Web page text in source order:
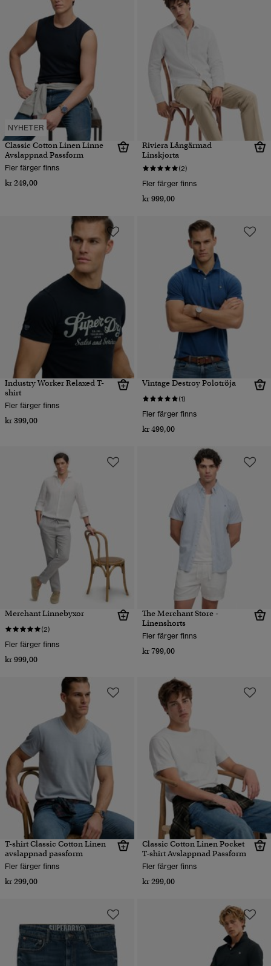
NYHETER
Classic Cotton Linen Linne
Avslappnad Passform
Fler färger finns
kr 249,00
Riviera Långärmad
Linskjorta
(2)
Fler färger finns
kr 999,00
Industry Worker Relaxed T-
shirt
Fler färger finns
kr 399,00
Vintage Destroy Polotröja
(1)
Fler färger finns
kr 499,00
Merchant Linnebyxor
(2)
Fler färger finns
kr 999,00
The Merchant Store -
Linenshorts
Fler färger finns
kr 799,00
T-shirt Classic Cotton Linen
avslappnad passform
Fler färger finns
kr 299,00
Classic Cotton Linen Pocket
T-shirt Avslappnad Passform
Fler färger finns
kr 299,00